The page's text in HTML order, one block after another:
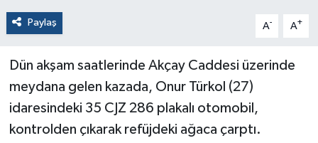
Paylaş A- A+
Dün akşam saatlerinde Akçay Caddesi üzerinde
meydana gelen kazada, Onur Türkol (27)
idaresindeki 35 CJZ 286 plakalı otomobil,
kontrolden çıkarak refüjdeki ağaca çarptı.